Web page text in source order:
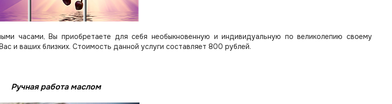
часами, Вы приобретаете для себя необыкновенную и индивидуальную по великолепию своему
и ваших близких. Стоимость данной услуги составляет 800 рублей.
Ручная работа маслом